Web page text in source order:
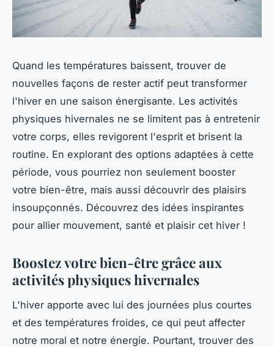
Quand les températures baissent, trouver de
nouvelles façons de rester actif peut transformer
l'hiver en une saison énergisante. Les activités
physiques hivernales ne se limitent pas à entretenir
votre corps, elles revigorent l'esprit et brisent la
routine. En explorant des options adaptées à cette
période, vous pourriez non seulement booster
votre bien-être, mais aussi découvrir des plaisirs
insoupçonnés. Découvrez des idées inspirantes
pour allier mouvement, santé et plaisir cet hiver !
Boostez votre bien-être grâce aux
activités physiques hivernales
L'hiver apporte avec lui des journées plus courtes
et des températures froides, ce qui peut affecter
notre moral et notre énergie. Pourtant, trouver des